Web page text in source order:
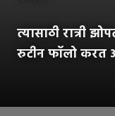
त्यासाठी रात्री
रुटीन फॉलो करत